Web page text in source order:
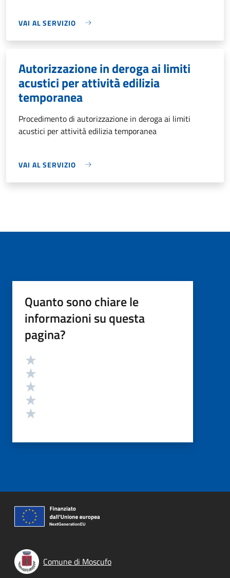
VAI AL SERVIZIO
Autorizzazione in deroga ai limiti
acustici per attività edilizia
temporanea
Procedimento di autorizzazione in deroga ai limiti
acustici per attività edilizia temporanea
VAI AL SERVIZIO
Quanto sono chiare le
informazioni su questa
pagina?
Valutazione
Comune di Moscufo